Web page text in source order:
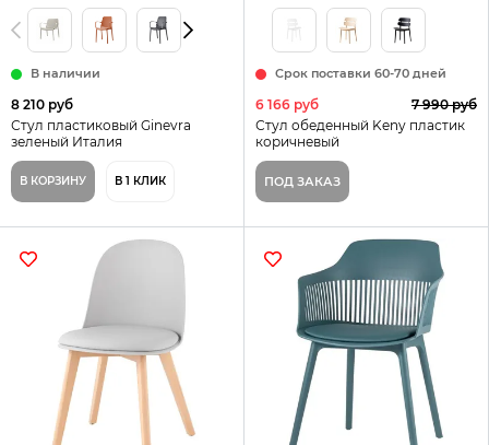
В наличии
8 210 руб
Стул пластиковый Ginevra
зеленый Италия
В КОРЗИНУ В 1 КЛИК
Срок поставки 60-70 дней
6 166 руб
7 990 руб
Стул обеденный Keny пластик
коричневый
ПОД ЗАКАЗ